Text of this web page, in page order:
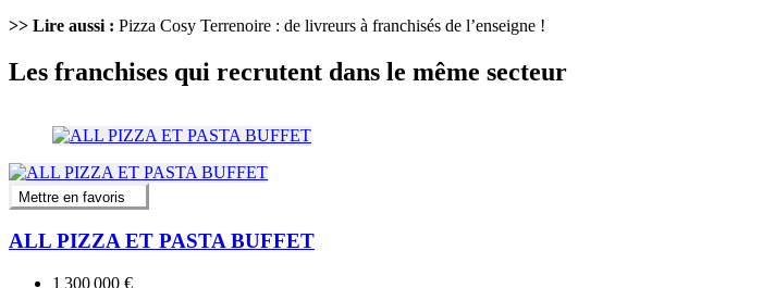
>> Lire aussi : Pizza Cosy Terrenoire : de livreurs à franchisés de l’enseigne !
Les franchises qui recrutent dans le même secteur
Mettre en favoris
ALL PIZZA ET PASTA BUFFET
1 300 000 €